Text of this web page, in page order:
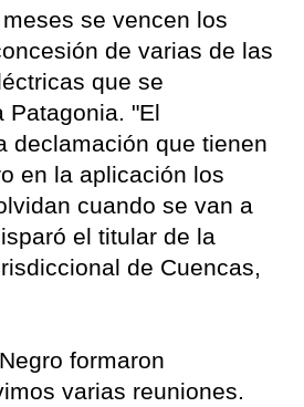
se vencen los
de varias de las
que se
Patagonia. "El
declamación que tienen
en la aplicación los
cuando se van a
el titular de la
de Cuencas,
formaron
varias reuniones.